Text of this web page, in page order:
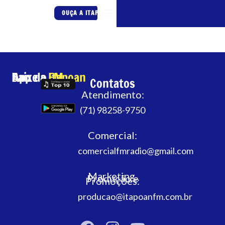
OUÇA A ITAPOAN FM
Baixe o App daItapoan FM Contatos
Atendimento:
(71) 98258-9750
Comercial:
comercialfmradio@gmail.com
Marketing,
Produção e
Promoções:
producao@itapoanfm.com.br